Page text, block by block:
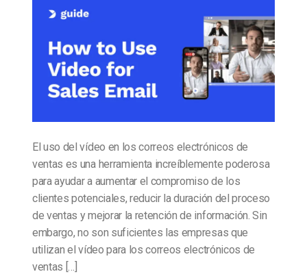
El uso del vídeo en los correos electrónicos de
ventas es una herramienta increíblemente poderosa
para ayudar a aumentar el compromiso de los
clientes potenciales, reducir la duración del proceso
de ventas y mejorar la retención de información. Sin
embargo, no son suficientes las empresas que
utilizan el vídeo para los correos electrónicos de
ventas […]